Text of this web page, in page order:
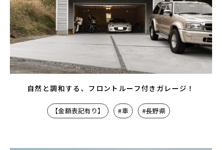
自然と調和する、フロントルーフ付きガレージ！
【金額表記有り】 #車 #長野県